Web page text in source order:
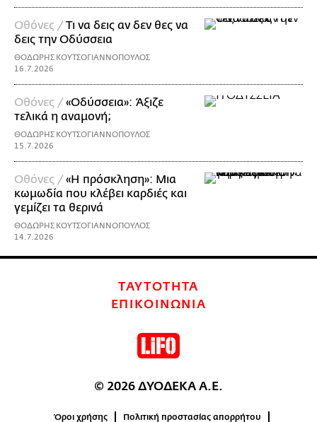
Οθόνες /Τι να δεις αν δεν θες να
δεις την Οδύσσεια
ΘΟΔΩΡΗΣ ΚΟΥΤΣΟΓΙΑΝΝΟΠΟΥΛΟΣ
16.7.2026
Οθόνες /«Οδύσσεια»: Άξιζε
τελικά η αναμονή;
ΘΟΔΩΡΗΣ ΚΟΥΤΣΟΓΙΑΝΝΟΠΟΥΛΟΣ
15.7.2026
Οθόνες /«Η πρόσκληση»: Μια
κωμωδία που κλέβει καρδιές και
γεμίζει τα θερινά
ΘΟΔΩΡΗΣ ΚΟΥΤΣΟΓΙΑΝΝΟΠΟΥΛΟΣ
14.7.2026
ΤΑΥΤΟΤΗΤΑ
ΕΠΙΚΟΙΝΩΝΙΑ
© 2026 ΔΥΟΔΕΚΑ Α.Ε.
Όροι χρήσης Πολιτική προστασίας απορρήτου